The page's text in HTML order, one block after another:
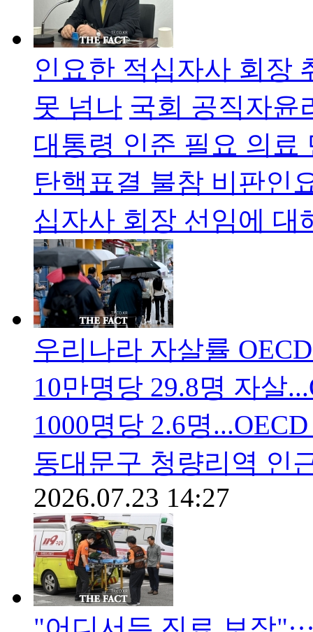
인요한 적십자사 회장
못 넘나 국회 공직자윤
대통령 인준 필요 의료
탄핵표결 불참 비판인
십자사 회장 선임에 대
우리나라 자살률
10만명당 29.8명 자살
1000명당 2.6명
동대문구 청량리역 인
2026.07.23 14:27